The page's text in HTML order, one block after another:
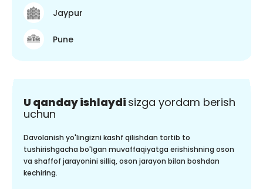
Jaypur
Pune
U qanday ishlaydi sizga yordam berish
uchun
Davolanish yo'lingizni kashf qilishdan tortib to
tushirishgacha bo'lgan muvaffaqiyatga erishishning oson
va shaffof jarayonini silliq, oson jarayon bilan boshdan
kechiring.